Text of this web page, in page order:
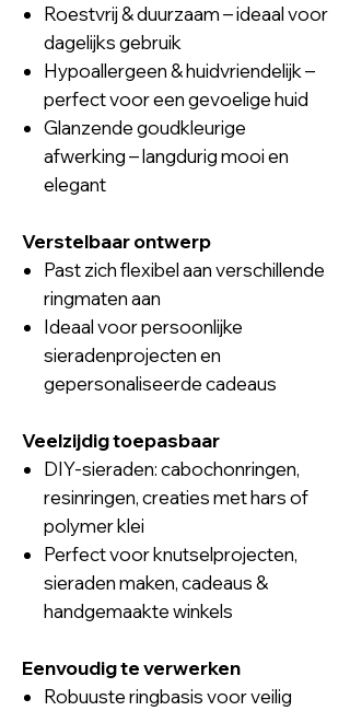
Roestvrij & duurzaam – ideaal voor
dagelijks gebruik
Hypoallergeen & huidvriendelijk –
perfect voor een gevoelige huid
Glanzende goudkleurige
afwerking – langdurig mooi en
elegant
Verstelbaar ontwerp
Past zich flexibel aan verschillende
ringmaten aan
Ideaal voor persoonlijke
sieradenprojecten en
gepersonaliseerde cadeaus
Veelzijdig toepasbaar
DIY-sieraden: cabochonringen,
resinringen, creaties met hars of
polymer klei
Perfect voor knutselprojecten,
sieraden maken, cadeaus &
handgemaakte winkels
Eenvoudig te verwerken
Robuuste ringbasis voor veilig